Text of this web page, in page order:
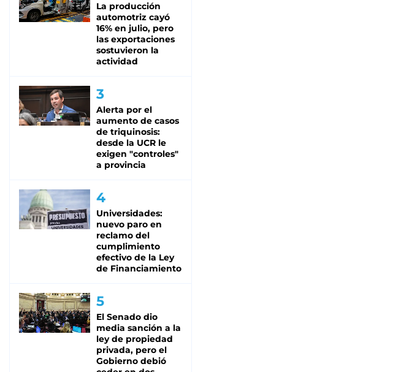
La producción
automotriz cayó
16% en julio, pero
las exportaciones
sostuvieron la
actividad
Alerta por el
aumento de casos
de triquinosis:
desde la UCR le
exigen "controles"
a provincia
Universidades:
nuevo paro en
reclamo del
cumplimiento
efectivo de la Ley
de Financiamiento
El Senado dio
media sanción a la
ley de propiedad
privada, pero el
Gobierno debió